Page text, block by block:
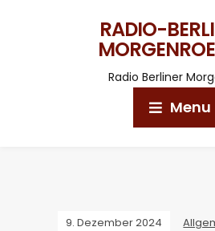
RADIO-
Radio Berliner
Menu
9. Dezember 2024